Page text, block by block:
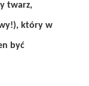
twarz,
który w
być